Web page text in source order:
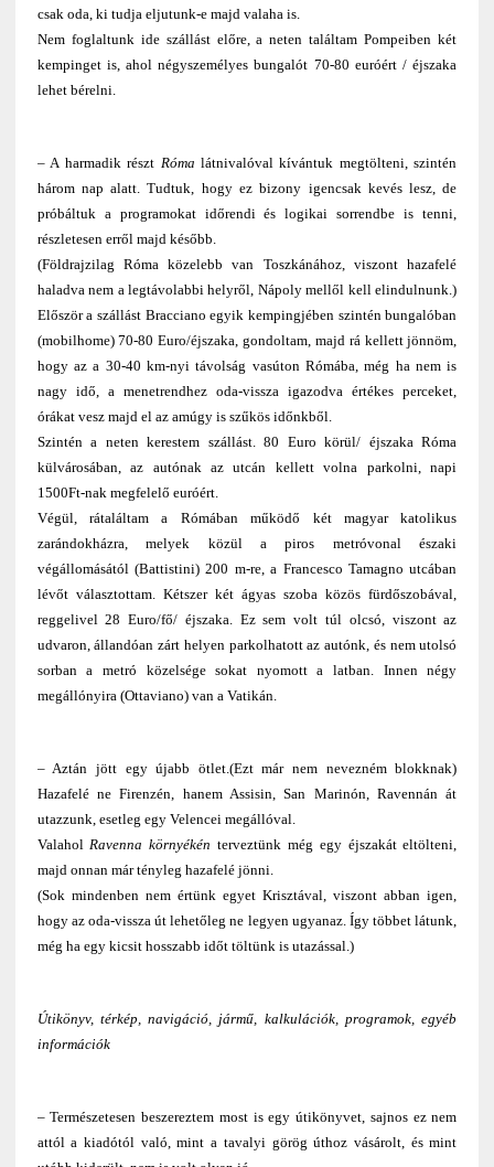
csak oda, ki tudja eljutunk-e majd valaha is.
Nem foglaltunk ide szállást előre, a neten találtam Pompeiben két
kempinget is, ahol négyszemélyes bungalót 70-80 euróért / éjszaka
lehet bérelni.
– A harmadik részt Róma látnivalóval kívántuk megtölteni, szintén
három nap alatt. Tudtuk, hogy ez bizony igencsak kevés lesz, de
próbáltuk a programokat időrendi és logikai sorrendbe is tenni,
részletesen erről majd később.
(Földrajzilag Róma közelebb van Toszkánához, viszont hazafelé
haladva nem a legtávolabbi helyről, Nápoly mellől kell elindulnunk.)
Először a szállást Bracciano egyik kempingjében szintén bungalóban
(mobilhome) 70-80 Euro/éjszaka, gondoltam, majd rá kellett jönnöm,
hogy az a 30-40 km-nyi távolság vasúton Rómába, még ha nem is
nagy idő, a menetrendhez oda-vissza igazodva értékes perceket,
órákat vesz majd el az amúgy is szűkös időnkből.
Szintén a neten kerestem szállást. 80 Euro körül/ éjszaka Róma
külvárosában, az autónak az utcán kellett volna parkolni, napi
1500Ft-nak megfelelő euróért.
Végül, rátaláltam a Rómában működő két magyar katolikus
zarándokházra, melyek közül a piros metróvonal északi
végállomásától (Battistini) 200 m-re, a Francesco Tamagno utcában
lévőt választottam. Kétszer két ágyas szoba közös fürdőszobával,
reggelivel 28 Euro/fő/ éjszaka. Ez sem volt túl olcsó, viszont az
udvaron, állandóan zárt helyen parkolhatott az autónk, és nem utolsó
sorban a metró közelsége sokat nyomott a latban. Innen négy
megállónyira (Ottaviano) van a Vatikán.
– Aztán jött egy újabb ötlet.(Ezt már nem nevezném blokknak)
Hazafelé ne Firenzén, hanem Assisin, San Marinón, Ravennán át
utazzunk, esetleg egy Velencei megállóval.
ValaholRavenna környékén terveztünk még egy éjszakát eltölteni,
majd onnan már tényleg hazafelé jönni.
(Sok mindenben nem értünk egyet Krisztával, viszont abban igen,
hogy az oda-vissza út lehetőleg ne legyen ugyanaz. Így többet látunk,
még ha egy kicsit hosszabb időt töltünk is utazással.)
Útikönyv, térkép, navigáció, jármű, kalkulációk, programok, egyéb
információk
– Természetesen beszereztem most is egy útikönyvet, sajnos ez nem
attól a kiadótól való, mint a tavalyi görög úthoz vásárolt, és mint